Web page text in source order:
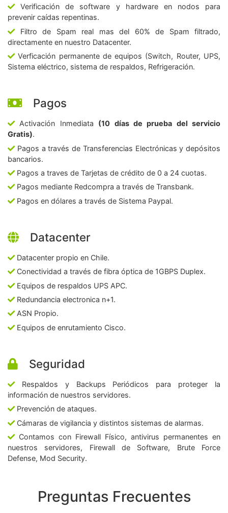
Verificación de software y hardware en nodos para
prevenir caídas repentinas.
Filtro de Spam real mas del 60% de Spam filtrado,
directamente en nuestro Datacenter.
Verficación permanente de equipos (Switch, Router, UPS,
Sistema eléctrico, sistema de respaldos, Refrigeración.
Pagos
Activación Inmediata (10 días de prueba del servicio
Gratis).
Pagos a través de Transferencias Electrónicas y depósitos
bancarios.
Pagos a traves de Tarjetas de crédito de 0 a 24 cuotas.
Pagos mediante Redcompra a través de Transbank.
Pagos en dólares a través de Sistema Paypal.
Datacenter
Datacenter propio en Chile.
Conectividad a través de fibra óptica de 1GBPS Duplex.
Equipos de respaldos UPS APC.
Redundancia electronica n+1.
ASN Propio.
Equipos de enrutamiento Cisco.
Seguridad
Respaldos y Backups Periódicos para proteger la
información de nuestros servidores.
Prevención de ataques.
Cámaras de vigilancia y distintos sistemas de alarmas.
Contamos con Firewall Físico, antivirus permanentes en
nuestros servidores, Firewall de Software, Brute Force
Defense, Mod Security.
Preguntas Frecuentes